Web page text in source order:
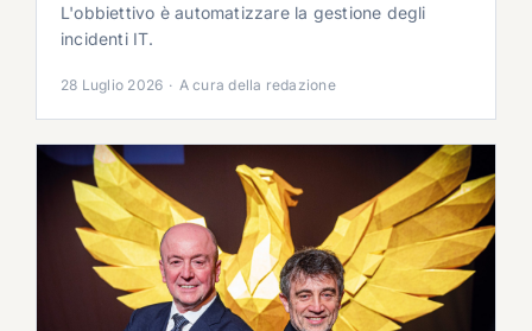
L'obbiettivo è automatizzare la gestione degli
incidenti IT.
28 Luglio 2026 · A cura della redazione